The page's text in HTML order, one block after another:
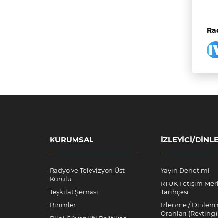
KURUMSAL
Radyo ve Televizyon Üst
Kurulu
Teşkilat Şeması
Birimler
İZLEYICI/
Yayın Denetimi
RTÜK İletişim
Tarihçesi
İzlenme /
Oranları (Reyting)